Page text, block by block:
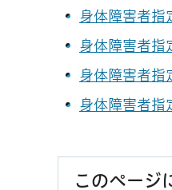
身体障害者指
身体障害者指
身体障害者指
身体障害者指
このページ